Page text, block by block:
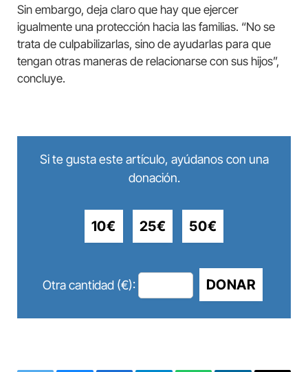
Sin embargo, deja claro que hay que ejercer
igualmente una protección hacia las familias. “No se
trata de culpabilizarlas, sino de ayudarlas para que
tengan otras maneras de relacionarse con sus hijos”,
concluye.
Si te gusta este artículo, ayúdanos con una
donación.
10€ 25€ 50€
Otra cantidad (€): DONAR